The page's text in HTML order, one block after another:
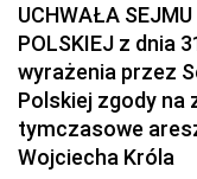
UCHWAŁA
POLSKIEJ z dnia
wyrażenia przez
Polskiej zgody na
tymczasowe
Wojciecha Króla